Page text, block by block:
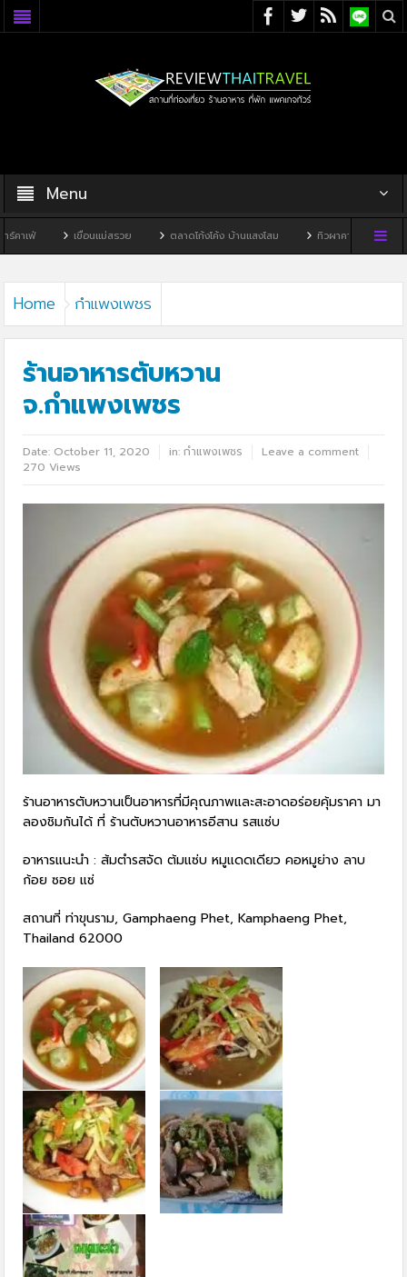
Menu
เขื่อนแม่สรวย ตลาดโก้งโค้ง บ้านแสงโสม ทิวผาคาเฟ่ บ้านพิพิธภัณฑ์ไ
Home กำแพงเพชร
ร้านอาหารตับหวาน
จ.กำแพงเพชร
Date: October 11, 2020 in:กำแพงเพชร
Leave a comment
270 Views
ร้านอาหารตับหวานเป็นอาหารที่มีคุณภาพและสะอาดอร่อยคุ้มราคา มา
ลองชิมกันได้ ที่ ร้านตับหวานอาหารอีสาน รสแซ่บ
อาหารแนะนำ : ส้มตำรสจัด ต้มแซ่บ หมูแดดเดียว คอหมูย่าง ลาบ
ก้อย ซอย แซ่
สถานที่ ท่าขุนราม, Gamphaeng Phet, Kamphaeng Phet,
Thailand 62000